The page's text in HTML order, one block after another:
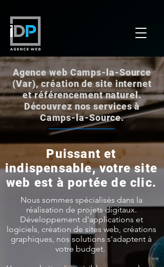
Agence web Camps-la-Source
(Var), création de site internet
et référencement naturel.
Découvrez nos services à
Camps-la-Source.
Puissant et
indispensable, votre site
web est à portée de clic.
Nous sommes spécialisés dans la
réalisation de projets digitaux.
Développement d'applications et
logiciels, création de sites web, créations
graphiques, nos solutions s'adaptent à
votre budget.